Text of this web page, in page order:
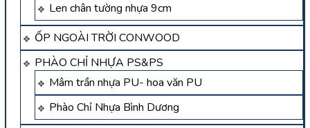
Len chân tường nhựa 9cm
ỐP NGOÀI TRỜI CONWOOD
PHÀO CHỈ NHỰA PS&PS
Mâm trần nhựa PU- hoa văn PU
Phào Chỉ Nhựa Bình Dương